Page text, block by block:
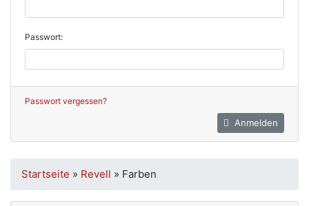
Passwort:
Passwort vergessen?
Anmelden
Startseite » Revell » Farben